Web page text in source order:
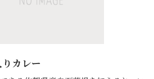
カレー